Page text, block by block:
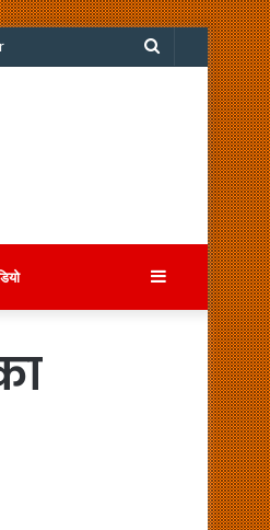
Search
Sidebar